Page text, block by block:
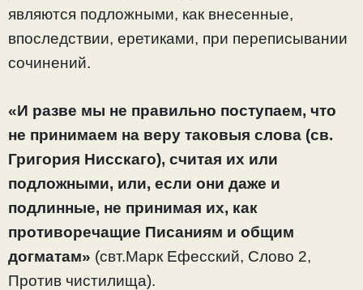
являются подложными, как внесенные,
впоследствии, еретиками, при переписывании
сочинений.
«И разве мы не правильно поступаем, что
не принимаем на веру таковыя слова (св.
Григория Нисскаго), считая их или
подложными, или, если они даже и
подлинные, не принимая их, как
противоречащие Писаниям и общим
догматам» (свт.Марк Ефесский, Слово 2,
Против чистилища).